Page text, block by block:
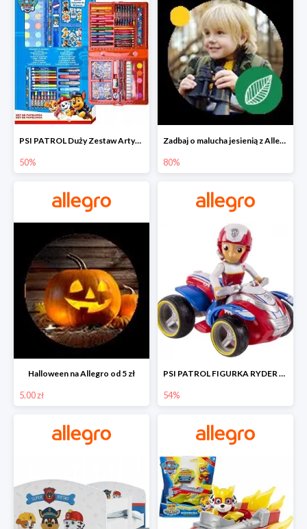
PSI PATROL Duży Zestaw Artystyczny 52 elementy na piąty komplet -50%
50%
Zadbaj o malucha jesienią z Allegro do -80%
80%
Halloween na Allegro od 5 zł
5.00 zł
PSI PATROL FIGURKA RYDER + QUAD POJAZD RATUNKOWY -54%
54%